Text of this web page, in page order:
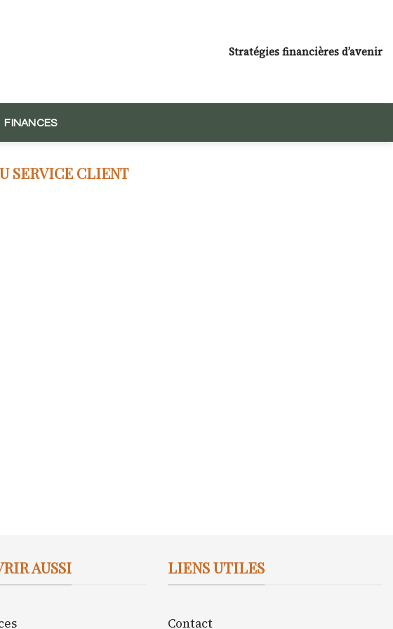
Stratégies financières d’avenir
FINANCES
SERVICE CLIENT
AUSSI LIENS UTILES
Contact